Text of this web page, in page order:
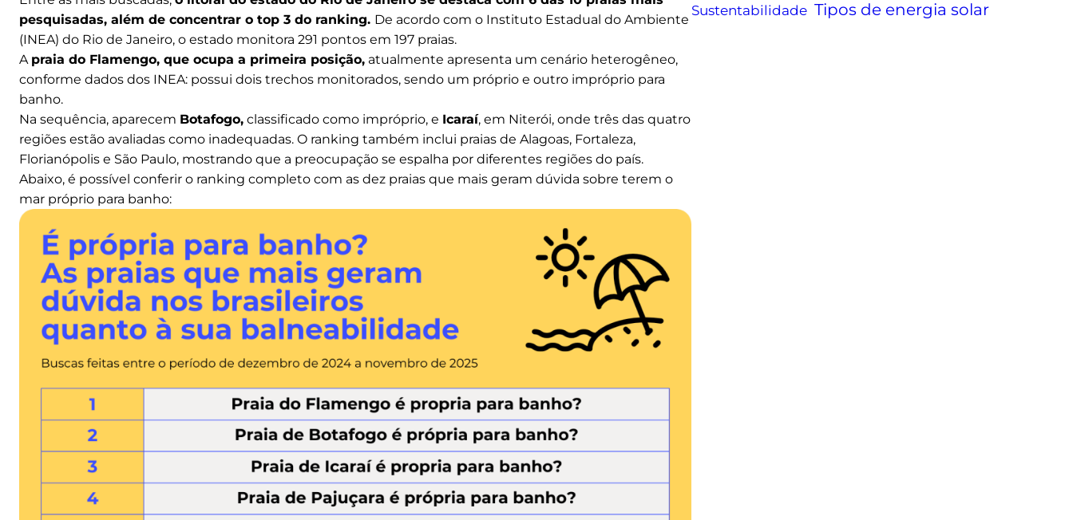
pesquisadas, além de concentrar o top 3 do ranking. De acordo com o Instituto Estadual do Ambiente
(INEA) do Rio de Janeiro, o estado monitora 291 pontos em 197 praias.
A praia do Flamengo, que ocupa a primeira posição, atualmente apresenta um cenário heterogêneo,
conforme dados dos INEA: possui dois trechos monitorados, sendo um próprio e outro impróprio para
banho.
Na sequência, aparecem Botafogo, classificado como impróprio, e Icaraí, em Niterói, onde três das quatro
regiões estão avaliadas como inadequadas. O ranking também inclui praias de Alagoas, Fortaleza,
Florianópolis e São Paulo, mostrando que a preocupação se espalha por diferentes regiões do país.
Abaixo, é possível conferir o ranking completo com as dez praias que mais geram dúvida sobre terem o
mar próprio para banho:
Sustentabilidade Tipos de energia solar